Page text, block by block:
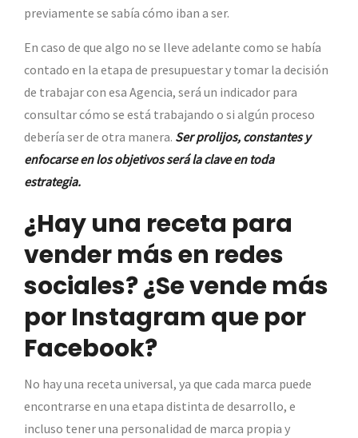
previamente se sabía cómo iban a ser.
En caso de que algo no se lleve adelante como se había
contado en la etapa de presupuestar y tomar la decisión
de trabajar con esa Agencia, será un indicador para
consultar cómo se está trabajando o si algún proceso
debería ser de otra manera. Ser prolijos, constantes y
enfocarse en los objetivos será la clave en toda
estrategia.
¿Hay una receta para
vender más en redes
sociales? ¿Se vende más
por Instagram que por
Facebook?
No hay una receta universal, ya que cada marca puede
encontrarse en una etapa distinta de desarrollo, e
incluso tener una personalidad de marca propia y